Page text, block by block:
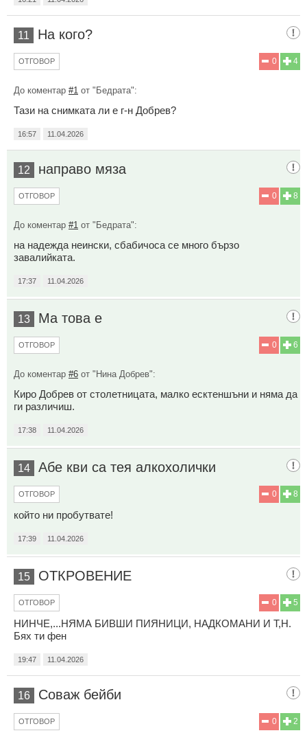
11 На кого?
4
0
ОТГОВОР
До коментар #1 от "Бедрата":
Тази на снимката ли е г-н Добрев?
16:57 11.04.2026
12 направо мяза
8
0
ОТГОВОР
До коментар #1 от "Бедрата":
на надежда неински, сбабичоса се много бързо
завалийката.
17:37 11.04.2026
13 Ма това е
6
0
ОТГОВОР
До коментар #6 от "Нина Добрев":
Киро Добрев от столетницата, малко есктеншъни и няма да
ги различиш.
17:38 11.04.2026
14 Абе кви са тея алкохолички
8
0
ОТГОВОР
който ни пробутвате!
17:39 11.04.2026
15 ОТКРОВЕНИЕ
5
0
ОТГОВОР
НИНЧЕ,...НЯМА БИВШИ ПИЯНИЦИ, НАДКОМАНИ И Т,Н.
Бях ти фен
19:47 11.04.2026
16 Соваж бейби
2
0
ОТГОВОР